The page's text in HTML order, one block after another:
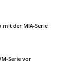
mit der MIA-Serie
Serie vor